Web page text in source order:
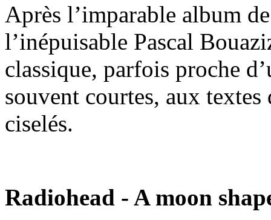
Après l’imparable album
l’inépuisable Pascal
classique, parfois proche
souvent courtes, aux
ciselés.
Radiohead - A moon